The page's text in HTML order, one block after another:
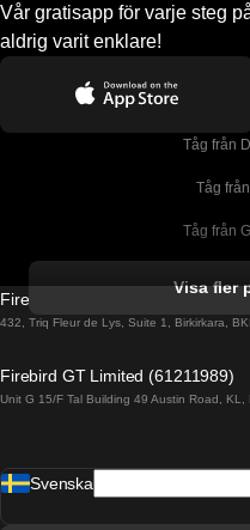
Vår gratisapp för varje steg
aldrig varit enklare!
Tåg från
Tåg
Tåg från
Tåg
Tåg från
Visa fler
Firebird GT Limited (OC 1451)
432, Triq Fleur de Lys, Suite 1, Birkirkara,
Firebird GT Limited (61211989)
Unit G 15/F Tal Building 49 Austin Road, KL,
Svenska